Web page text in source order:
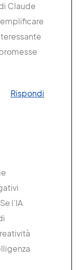
Claude
Rispondi
l’IA